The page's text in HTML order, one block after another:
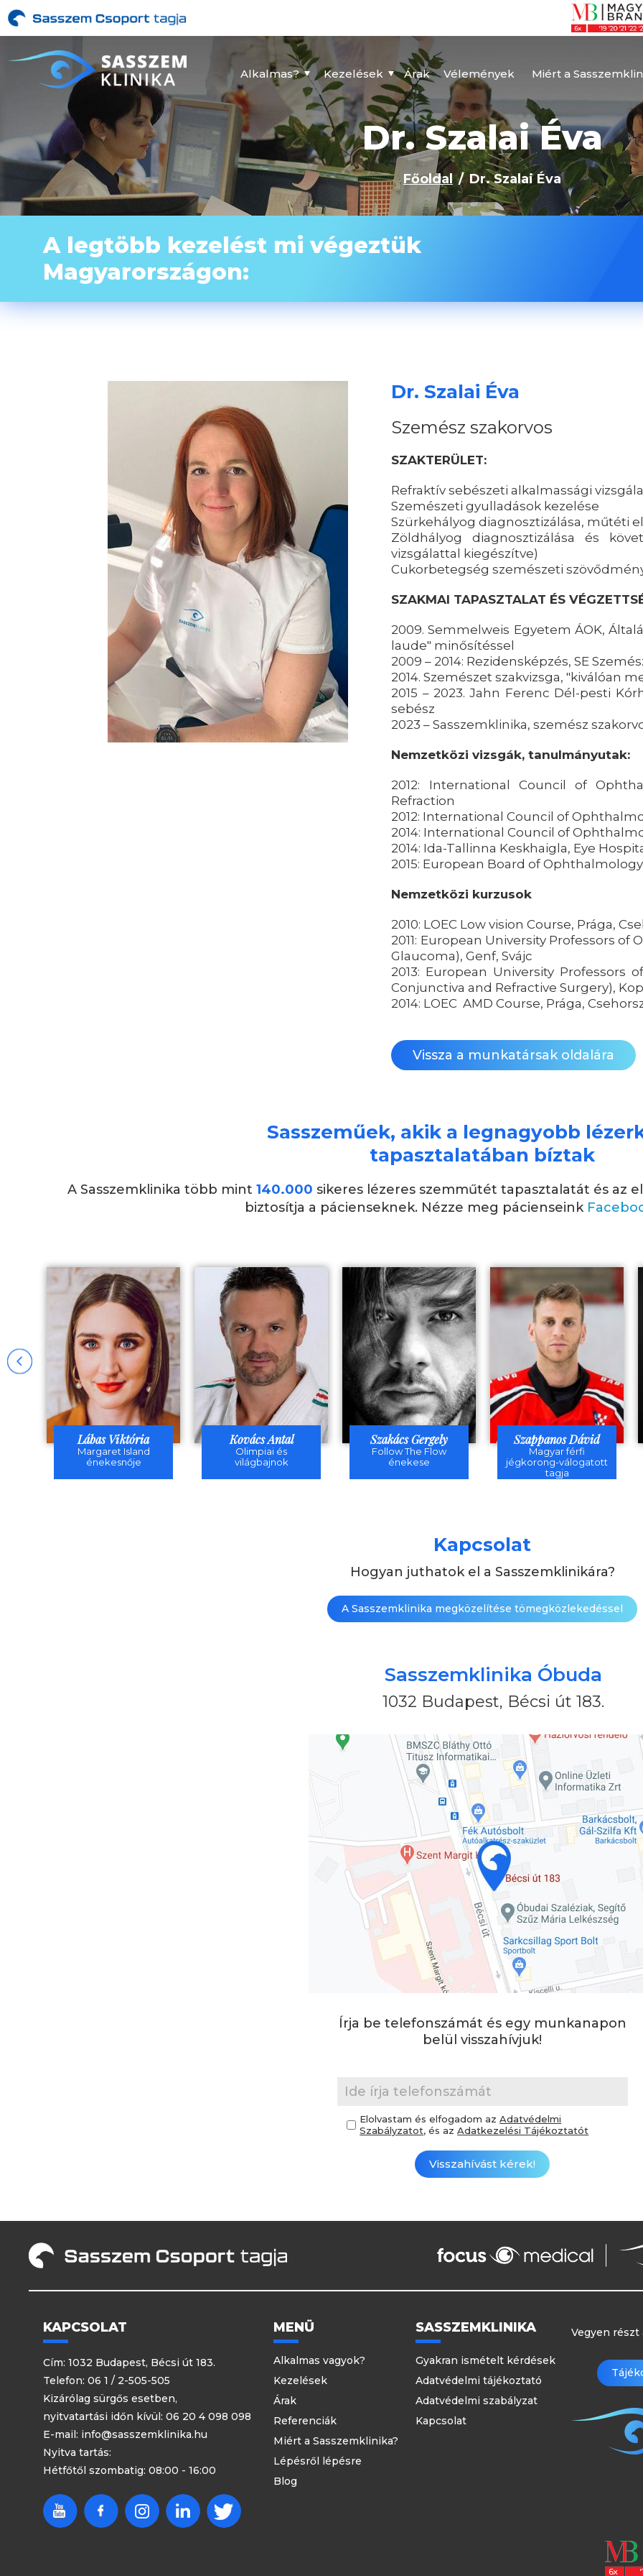
Alkalmas? Kezelések Árak Vélemények Miért a
Dr. Szalai Éva
Főoldal Dr. Szalai Éva
A legtöbb kezelést mi végeztük
Magyarországon:
Dr. Szalai Éva
Szemész szakorvos
SZAKTERÜLET:
Refraktív sebészeti alkalmassági
Szemészeti gyulladások kezelése
Szürkehályog diagnosztizálása, műtéti
Zöldhályog diagnosztizálása és
vizsgálattal kiegészítve)
Cukorbetegség szemészeti
SZAKMAI TAPASZTALAT ÉS
2009. Semmelweis Egyetem ÁOK,
laude" minősítéssel
2009 – 2014: Rezidensképzés, SE
2014. Szemészet szakvizsga, "kiválóan
2015 – 2023. Jahn Ferenc Dél-pesti
sebész
2023 – Sasszemklinika, szemész
Nemzetközi vizsgák, tanulmányutak:
2012: International Council of
Refraction
2012: International Council of
2014: International Council of
2014: Ida-Tallinna Keskhaigla, Eye
2015: European Board of Ophthalmology
Nemzetközi kurzusok
2010: LOEC Low vision Course, Prága,
2011: European University Professors
Glaucoma), Genf, Svájc
2013: European University Professors
Conjunctiva and Refractive Surgery),
2014: LOEC AMD Course, Prága,
Vissza a munkatársak oldalára
Sasszeműek, akik a legnagyobb
tapasztalatában bíztak
A Sasszemklinika több mint 140.000 sikeres lézeres szemműtét tapasztalatát és az
biztosítja a pácienseknek. Nézze meg pácienseink
Lábas Viktória
Margaret Island
énekesnője
Kovács Antal
Olimpiai és
világbajnok
Szakács Gergely
Follow The Flow
énekese
Szappanos Dávid
Magyar férfi
jégkorong-válogatott
tagja
Kapcsolat
Hogyan juthatok el a Sasszemklinikára?
A Sasszemklinika megközelítése tömegközlekedéssel
Sasszemklinika Óbuda
1032 Budapest, Bécsi út 183.
Írja be telefonszámát és egy munkanapon
belül visszahívjuk!
Elolvastam és elfogadom azAdatvédelmi
Szabályzatot, és azAdatkezelési Tájékoztatót
KAPCSOLAT
Cím: 1032 Budapest, Bécsi út 183.
Telefon: 06 1 / 2-505-505
Kizárólag sürgős esetben,
nyitvatartási időn kívül: 06 20 4 098 098
E-mail: info@sasszemklinika.hu
Nyitva tartás:
Hétfőtől szombatig: 08:00 - 16:00
MENÜ
Alkalmas vagyok?
Kezelések
Árak
Referenciák
Miért a Sasszemklinika?
Lépésről lépésre
Blog
SASSZEMKLINIKA
Gyakran ismételt kérdések
Adatvédelmi tájékoztató
Adatvédelmi szabályzat
Kapcsolat
Vegyen részt